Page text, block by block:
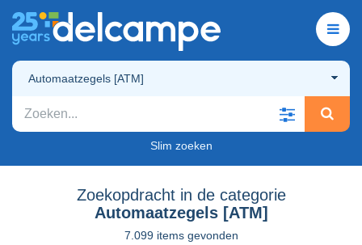
Automaatzegels [ATM]
Slim zoeken
Zoekopdracht in de categorie
Automaatzegels [ATM]
7.099 items gevonden